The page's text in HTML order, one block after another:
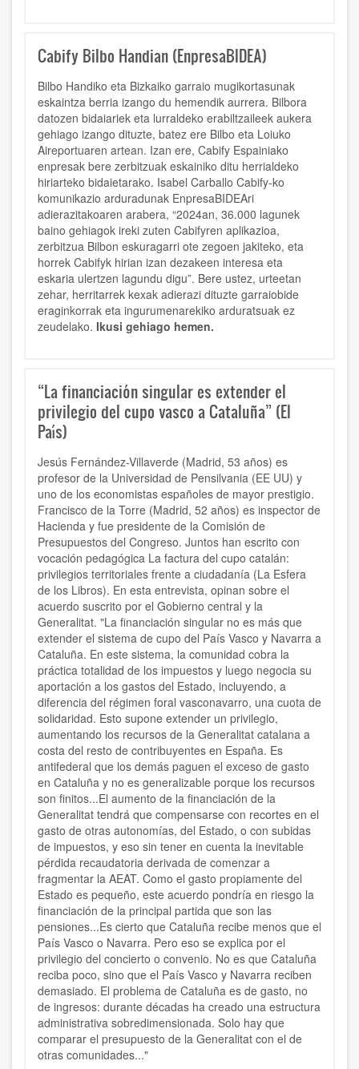
Cabify Bilbo Handian (EnpresaBIDEA)
Bilbo Handiko eta Bizkaiko garraio mugikortasunak
eskaintza berria izango du hemendik aurrera. Bilbora
datozen bidaiariek eta lurraldeko erabiltzaileek aukera
gehiago izango dituzte, batez ere Bilbo eta Loiuko
Aireportuaren artean. Izan ere, Cabify Espainiako
enpresak bere zerbitzuak eskainiko ditu herrialdeko
hiriarteko bidaietarako. Isabel Carballo Cabify-ko
komunikazio arduradunak EnpresaBIDEAri
adierazitakoaren arabera, “2024an, 36.000 lagunek
baino gehiagok ireki zuten Cabifyren aplikazioa,
zerbitzua Bilbon eskuragarri ote zegoen jakiteko, eta
horrek Cabifyk hirian izan dezakeen interesa eta
eskaria ulertzen lagundu digu”. Bere ustez, urteetan
zehar, herritarrek kexak adierazi dituzte garraiobide
eraginkorrak eta ingurumenarekiko arduratsuak ez
zeudelako. Ikusi gehiago hemen.
“La financiación singular es extender el
privilegio del cupo vasco a Cataluña” (El
País)
Jesús Fernández-Villaverde (Madrid, 53 años) es
profesor de la Universidad de Pensilvania (EE UU) y
uno de los economistas españoles de mayor prestigio.
Francisco de la Torre (Madrid, 52 años) es inspector de
Hacienda y fue presidente de la Comisión de
Presupuestos del Congreso. Juntos han escrito con
vocación pedagógica La factura del cupo catalán:
privilegios territoriales frente a ciudadanía (La Esfera
de los Libros). En esta entrevista, opinan sobre el
acuerdo suscrito por el Gobierno central y la
Generalitat. "La financiación singular no es más que
extender el sistema de cupo del País Vasco y Navarra a
Cataluña. En este sistema, la comunidad cobra la
práctica totalidad de los impuestos y luego negocia su
aportación a los gastos del Estado, incluyendo, a
diferencia del régimen foral vasconavarro, una cuota de
solidaridad. Esto supone extender un privilegio,
aumentando los recursos de la Generalitat catalana a
costa del resto de contribuyentes en España. Es
antifederal que los demás paguen el exceso de gasto
en Cataluña y no es generalizable porque los recursos
son finitos...El aumento de la financiación de la
Generalitat tendrá que compensarse con recortes en el
gasto de otras autonomías, del Estado, o con subidas
de impuestos, y eso sin tener en cuenta la inevitable
pérdida recaudatoria derivada de comenzar a
fragmentar la AEAT. Como el gasto propiamente del
Estado es pequeño, este acuerdo pondría en riesgo la
financiación de la principal partida que son las
pensiones...Es cierto que Cataluña recibe menos que el
País Vasco o Navarra. Pero eso se explica por el
privilegio del concierto o convenio. No es que Cataluña
reciba poco, sino que el País Vasco y Navarra reciben
demasiado. El problema de Cataluña es de gasto, no
de ingresos: durante décadas ha creado una estructura
administrativa sobredimensionada. Solo hay que
comparar el presupuesto de la Generalitat con el de
otras comunidades..."